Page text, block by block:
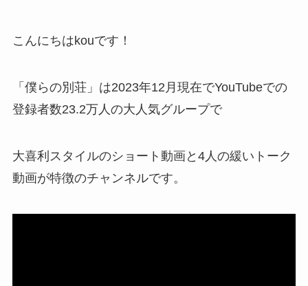
こんにちはkouです！
「僕らの別荘」は2023年12月現在でYouTubeでの
登録者数23.2万人の大人気グループで
大喜利スタイルのショート動画と4人の緩いトーク
動画が特徴のチャンネルです。